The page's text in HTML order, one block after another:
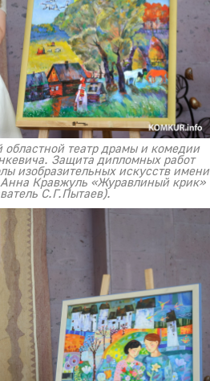
театр драмы и комедии
Защита дипломных работ
изобразительных искусств имени
Кравжуль «Журавлиный крик»
С.Г.Пытаев).